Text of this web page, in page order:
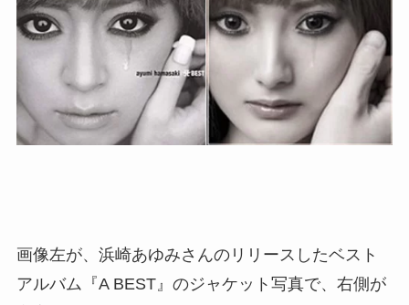
画像左が、浜崎あゆみさんのリリースしたベスト
アルバム『A BEST』のジャケット写真で、右側が